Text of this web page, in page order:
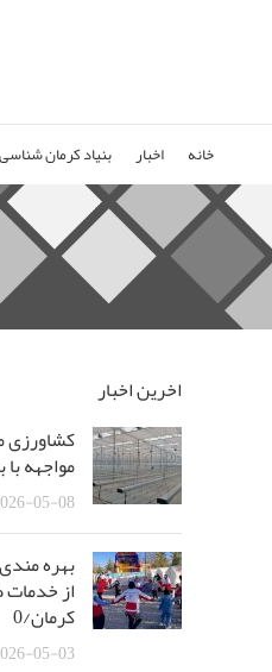
خانه اخبار بنیاد کرمان شناسی
اخرین اخبار
کشاورزی
مواجهه
05-08
از
کرمان/0
05-03